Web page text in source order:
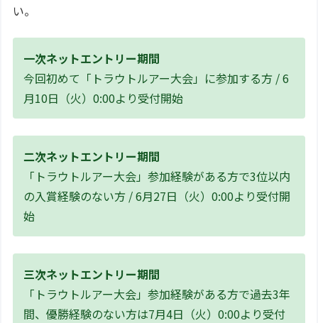
い。
一次ネットエントリー期間
今回初めて「トラウトルアー大会」に参加する方 / 6
月10日（火）0:00より受付開始
二次ネットエントリー期間
「トラウトルアー大会」参加経験がある方で3位以内
の入賞経験のない方 / 6月27日（火）0:00より受付開
始
三次ネットエントリー期間
「トラウトルアー大会」参加経験がある方で過去3年
間、優勝経験のない方は7月4日（火）0:00より受付